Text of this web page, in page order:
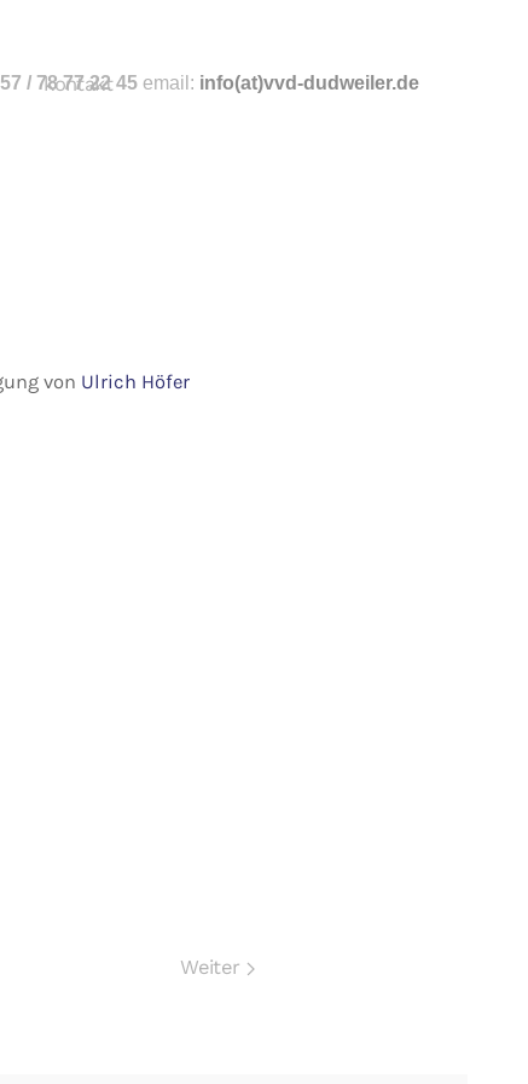
kontakt
/ 78 77 22 45 email: info(at)vvd-dudweiler.de
von Ulrich Höfer
Weiter